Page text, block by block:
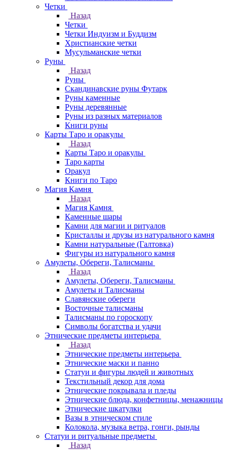
Четки
Назад
Четки
Четки Индуизм и Буддизм
Христианские четки
Мусульманские четки
Руны
Назад
Руны
Скандинавские руны Футарк
Руны каменные
Руны деревянные
Руны из разных материалов
Книги руны
Карты Таро и оракулы
Назад
Карты Таро и оракулы
Таро карты
Оракул
Книги по Таро
Магия Камня
Назад
Магия Камня
Каменные шары
Камни для магии и ритуалов
Кристаллы и друзы из натурального камня
Камни натуральные (Галтовка)
Фигуры из натурального камня
Амулеты, Обереги, Талисманы
Назад
Амулеты, Обереги, Талисманы
Амулеты и Талисманы
Славянские обереги
Восточные талисманы
Талисманы по гороскопу
Символы богатства и удачи
Этнические предметы интерьера
Назад
Этнические предметы интерьера
Этнические маски и панно
Статуи и фигуры людей и животных
Текстильный декор для дома
Этнические покрывала и пледы
Этнические блюда, конфетницы, менажницы
Этнические шкатулки
Вазы в этническом стиле
Колокола, музыка ветра, гонги, рынды
Статуи и ритуальные предметы
Назад